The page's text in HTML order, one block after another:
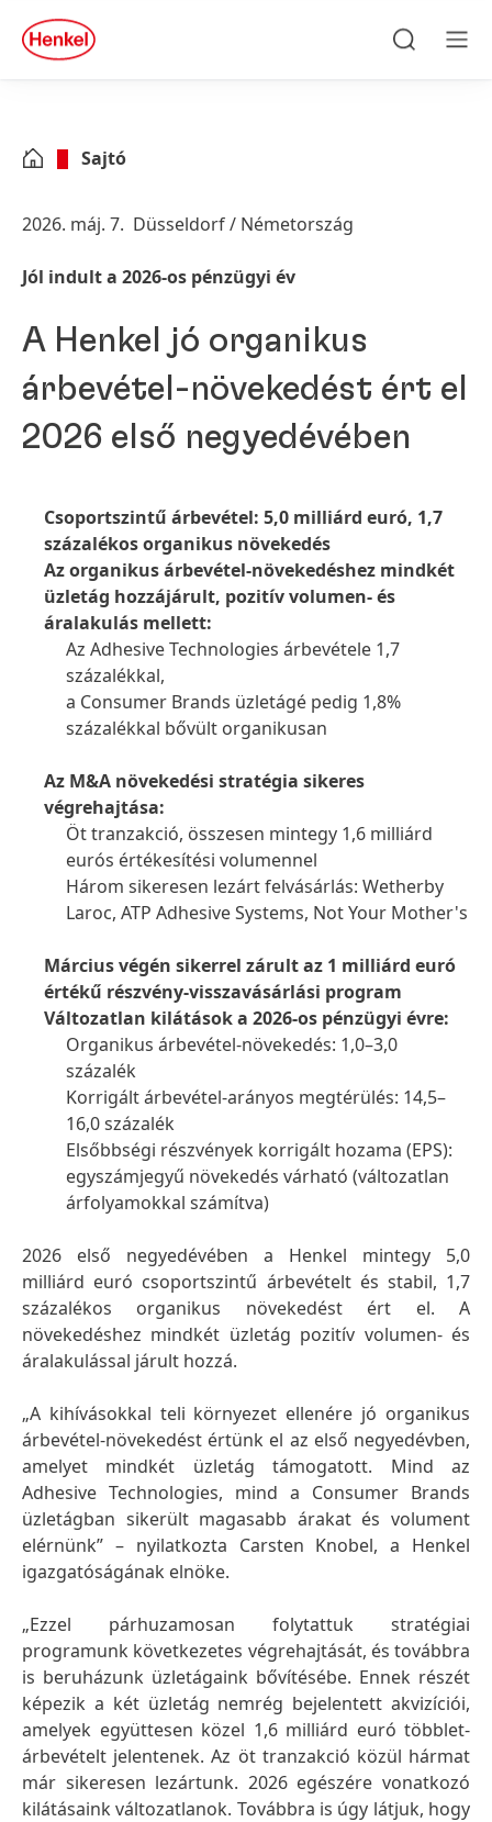
Skip to footer
quick
search
Sajtó
2026. máj. 7. Düsseldorf / Németország
Jól indult a 2026-os pénzügyi év
A Henkel jó organikus
árbevétel-növekedést ért el
2026 első negyedévében
Csoportszintű árbevétel: 5,0 milliárd euró, 1,7
százalékos organikus növekedés
Az organikus árbevétel-növekedéshez mindkét
üzletág hozzájárult, pozitív volumen- és
áralakulás mellett:
Az Adhesive Technologies árbevétele 1,7
százalékkal,
a Consumer Brands üzletágé pedig 1,8%
százalékkal bővült organikusan
Az M&A növekedési stratégia sikeres
végrehajtása:
Öt tranzakció, összesen mintegy 1,6 milliárd
eurós értékesítési volumennel
Három sikeresen lezárt felvásárlás: Wetherby
Laroc, ATP Adhesive Systems, Not Your Mother's
Március végén sikerrel zárult az 1 milliárd euró
értékű részvény-visszavásárlási program
Változatlan kilátások a 2026-os pénzügyi évre:
Organikus árbevétel-növekedés: 1,0–3,0
százalék
Korrigált árbevétel-arányos megtérülés: 14,5–
16,0 százalék
Elsőbbségi részvények korrigált hozama (EPS):
egyszámjegyű növekedés várható (változatlan
árfolyamokkal számítva)
2026 első negyedévében a Henkel mintegy 5,0
milliárd euró csoportszintű árbevételt és stabil, 1,7
százalékos organikus növekedést ért el. A
növekedéshez mindkét üzletág pozitív volumen- és
áralakulással járult hozzá.
„A kihívásokkal teli környezet ellenére jó organikus
árbevétel-növekedést értünk el az első negyedévben,
amelyet mindkét üzletág támogatott. Mind az
Adhesive Technologies, mind a Consumer Brands
üzletágban sikerült magasabb árakat és volument
elérnünk” – nyilatkozta Carsten Knobel, a Henkel
igazgatóságának elnöke.
„Ezzel párhuzamosan folytattuk stratégiai
programunk következetes végrehajtását, és továbbra
is beruházunk üzletágaink bővítésébe. Ennek részét
képezik a két üzletág nemrég bejelentett akvizíciói,
amelyek együttesen közel 1,6 milliárd euró többlet-
árbevételt jelentenek. Az öt tranzakció közül hármat
már sikeresen lezártunk. 2026 egészére vonatkozó
kilátásaink változatlanok. Továbbra is úgy látjuk, hogy